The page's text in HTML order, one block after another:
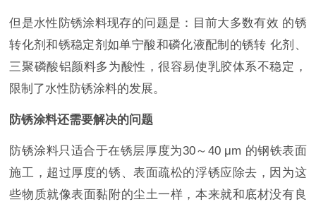
但是水性防锈涂料现存的问题是：目前大多数有效 的锈
转化剂和锈稳定剂如单宁酸和磷化液配制的锈转 化剂、
三聚磷酸铝颜料多为酸性，很容易使乳胶体系不稳定，
限制了水性防锈涂料的发展。
防锈涂料还需要解决的问题
防锈涂料只适合于在锈层厚度为30～40 μm 的钢铁表面
施工，超过厚度的锈、表面疏松的浮锈应除去，因为这
些物质就像表面黏附的尘土一样，本来就和底材没有良